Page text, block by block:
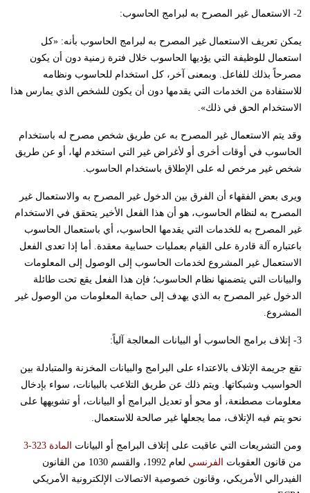
2- الاستعمال غير المصرح به لبرامج الحاسوب:
يمكن تعريف الاستعمال غير المصرح به لبرامج الحاسوب بأنه: «كل
استعمال للوظيفة التي يؤديها الحاسوب خلال فترة زمنية دون أن يكون
مصرحاً بذلك للفاعل. وبمعنى آخر، كل استخدام للحاسوب ونظامه
للاستفادة من الخدمات التي يقدمها دون أن يكون للشخص الذي يمارس هذا
الاستخدام الحق في ذلك».
وقد يتم الاستعمال غير المصرح به عن طريق شخص مصرح له باستخدام
الحاسوب في أوقات أخرى أو لأغراض غير التي استخدم لها، أو عن طريق
شخص غير مرخص له على الإطلاق باستخدام الحاسوب.
ويرى بعض الفقهاء أن الفرق بين الدخول غير المصرح به والاستعمال غير
المصرح به لنظام الحاسوب، هو أن هذا الفعل الأخير يتحقق في الاستخدام
غير المصرح به للخدمات التي يقدمها الحاسوب، أي باستعمال الحاسوب
باعتباره آلة قادرة على القيام بعمليات حسابية معقدة. أما إذا تعدى الفعل
الاستعمال غير المشروع لخدمات الحاسوب إلى الوصول إلى المعلومات
والبيانات التي يتضمنها نظام الحاسوب؛ فإن هذا الفعل يقع تحت طائلة
الدخول غير المصرح به الذي يهدف إلى حماية المعلومات من الوصول غير
المشروع.
3- إتلاف برامج الحاسوب أو البيانات المعالجة آلياً:
تقع جريمة الإتلاف بالاعتداء على البرامج والبيانات المخزنة والمتبادلة بين
الحواسيب وشبكاتها. ويتم ذلك عن طريق التلاعب بالبيانات، سواء بإدخال
معلومات مصطنعة، أو محو أو تعديل البرامج أو البيانات، أو تشويهها على
نحو يتم فيه الإتلاف، مما يجعلها غير صالحة للاستعمال.
ومن التشريعات التي عاقبت على إتلاف البرامج أو البيانات
المادة 323-3
من قانون العقوبات
الفرنسي
لعام 1992، والقسم 1030 من القانون
الفيدرالي الأمريكي، وقانون خصوصية الاتصالات الإلكترونية الأمريكي